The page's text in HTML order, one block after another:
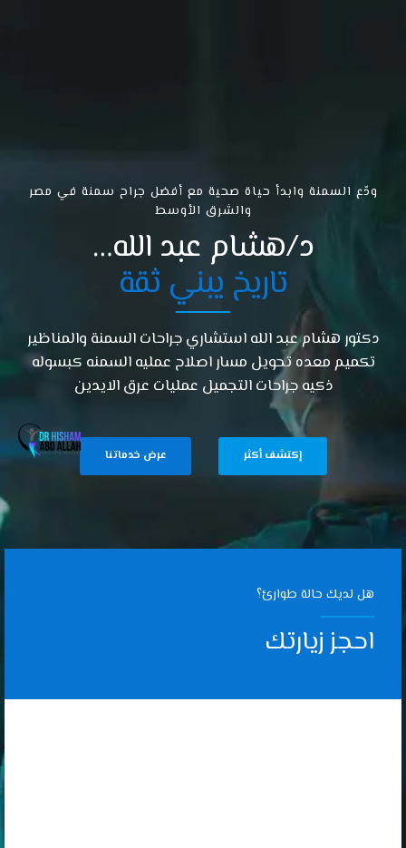
ودّع السمنة وابدأ حياة صحية مع أفضل جراح سمنة في مصر
والشرق الأوسط
د/هشام عبد الله…
تاريخ يبني ثقة
دكتور هشام عبد الله استشاري جراحات السمنة والمناظير
تكميم معده تحويل مسار اصلاح عمليه السمنه كبسوله
ذكيه جراحات التجميل عمليات عرق الايدين
إكتشف أكثر عرض خدماتنا
هل لديك حالة طوارئ؟
احجز زيارتك